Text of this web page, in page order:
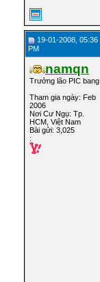
19-01-2008, 05:36
PM
namqn
Trưởng lão PIC bang
Tham gia ngày: Feb
2006
Nơi Cư Ngụ: Tp.
HCM, Việt Nam
Bài gửi: 3,025
: